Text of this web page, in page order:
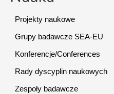
Projekty naukowe
Grupy badawcze SEA-EU
Konferencje/Conferences
Rady dyscyplin naukowych
Zespoły badawcze